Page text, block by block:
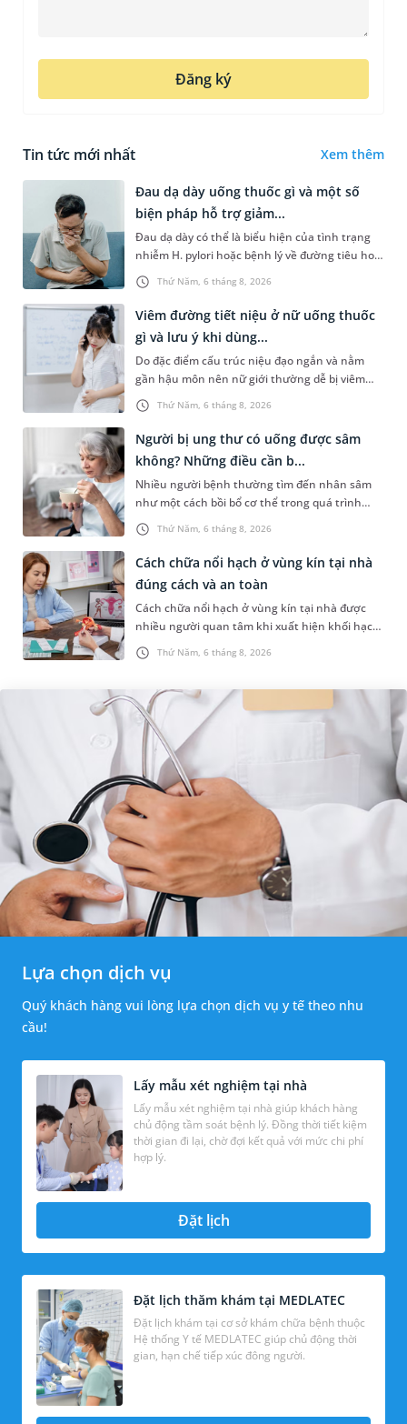
Đăng ký
Tin tức mới nhất Xem thêm
Thứ Năm, 6 tháng 8, 2026
Đau dạ dày uống thuốc gì và một số
biện pháp hỗ trợ giảm...
Đau dạ dày có thể là biểu hiện của tình trạng
nhiễm H. pylori hoặc bệnh lý về đường tiêu hoá
khác. Dựa theo nguyên nhân cụ thể, bác sĩ sẽ
cân nhắc chỉ định p...
Thứ Năm, 6 tháng 8, 2026
Viêm đường tiết niệu ở nữ uống thuốc
gì và lưu ý khi dùng...
Do đặc điểm cấu trúc niệu đạo ngắn và nằm
gần hậu môn nên nữ giới thường dễ bị viêm
đường tiết niệu hơn nam giới. Tùy theo nguyên
nhân, mức độ nhiễm trùng và...
Thứ Năm, 6 tháng 8, 2026
Người bị ung thư có uống được sâm
không? Những điều cần b...
Nhiều người bệnh thường tìm đến nhân sâm
như một cách bồi bổ cơ thể trong quá trình
điều trị ung thư. Tuy nhiên, câu hỏi người bị
ung thư có uống được sâm kh...
Thứ Năm, 6 tháng 8, 2026
Cách chữa nổi hạch ở vùng kín tại nhà
đúng cách và an toàn
Cách chữa nổi hạch ở vùng kín tại nhà được
nhiều người quan tâm khi xuất hiện khối hạch
nhỏ ở vùng bẹn hoặc cơ quan sinh dục. Nếu
hạch mới xuất hiện, kích th...
Lựa chọn dịch vụ
Quý khách hàng vui lòng lựa chọn dịch vụ y tế theo nhu
cầu!
Lấy mẫu xét nghiệm tại nhà
Lấy mẫu xét nghiệm tại nhà giúp khách hàng
chủ động tầm soát bệnh lý. Đồng thời tiết kiệm
thời gian đi lại, chờ đợi kết quả với mức chi phí
hợp lý.
Đặt lịch
Đặt lịch thăm khám tại MEDLATEC
Đặt lịch khám tại cơ sở khám chữa bệnh thuộc
Hệ thống Y tế MEDLATEC giúp chủ động thời
gian, hạn chế tiếp xúc đông người.